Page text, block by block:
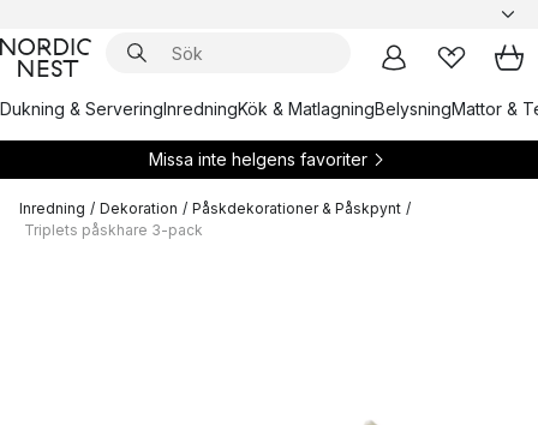
Dukning & ServeringInredningKök & MatlagningBelysningMattor &
Missa inte helgens favoriter
Inredning / Dekoration / Påskdekorationer & Påskpynt /
Triplets påskhare 3-pack